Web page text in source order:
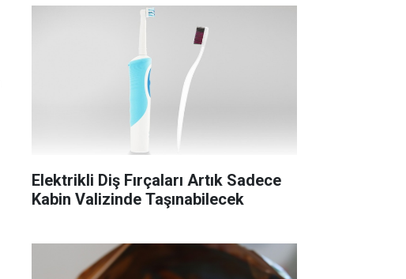
Elektrikli Diş Fırçaları Artık Sadece
Kabin Valizinde Taşınabilecek